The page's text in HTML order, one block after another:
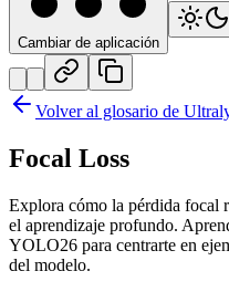
Cambiar de aplicación
Volver al glosario de
Focal Loss
Explora cómo la pérdida focal
el aprendizaje profundo.
YOLO26 para centrarte en
del modelo.